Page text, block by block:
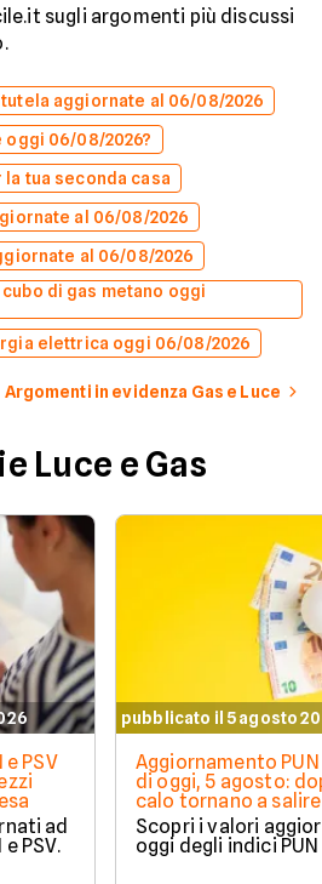
sugli argomenti più discussi
tutela aggiornate al 06/08/2026
oggi 06/08/2026?
tua seconda casa
al 06/08/2026
al 06/08/2026
di gas metano oggi
elettrica oggi 06/08/2026
Argomenti in evidenza Gas e Luce
Luce e Gas
PSV
ad
PSV.
pubblicato il 5 agosto
Aggiornamento PUN
di oggi, 5 agosto:
calo tornano a
Scopri i valori
oggi degli indici PUN